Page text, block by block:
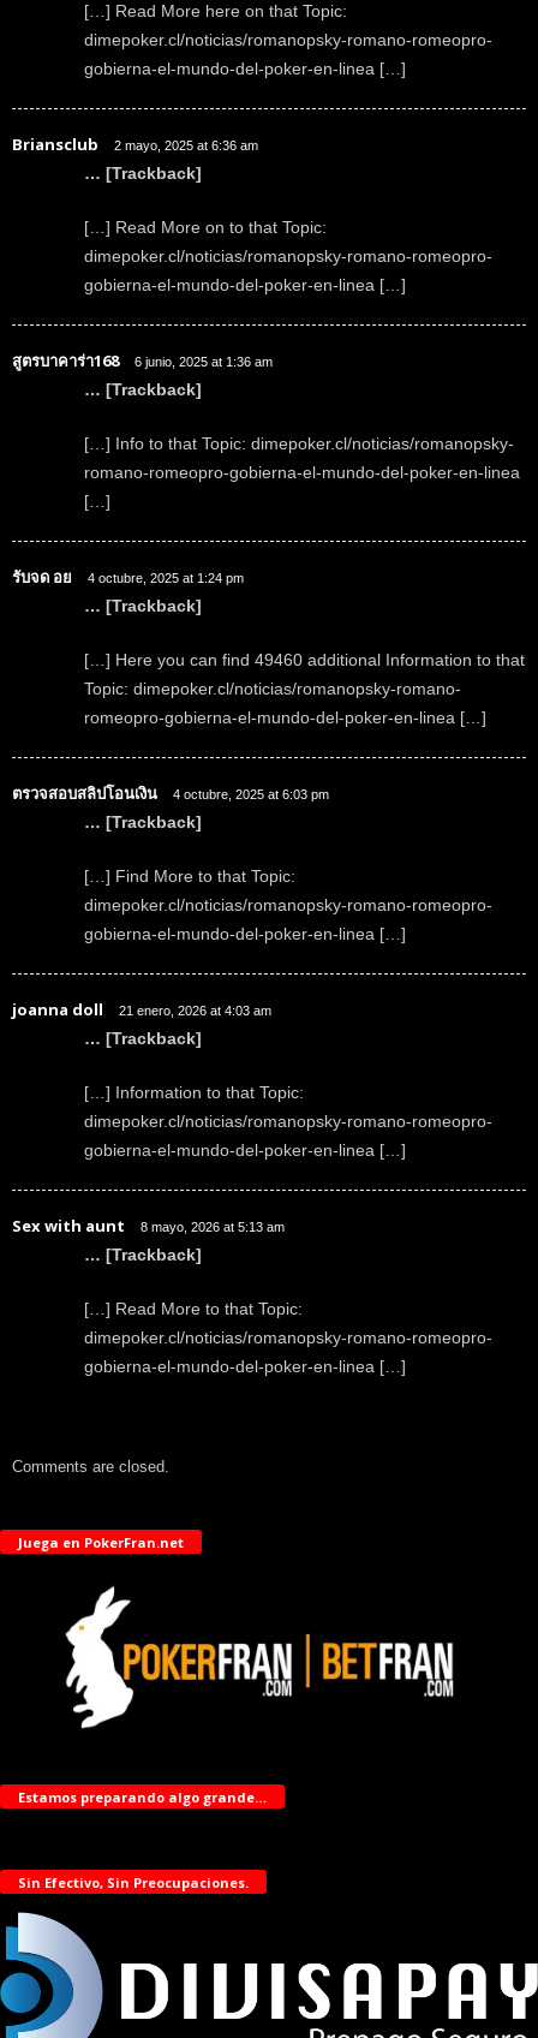
[…] Read More here on that Topic:
dimepoker.cl/noticias/romanopsky-romano-romeopro-
gobierna-el-mundo-del-poker-en-linea […]
Briansclub 2 mayo, 2025 at 6:36 am
… [Trackback]
[…] Read More on to that Topic:
dimepoker.cl/noticias/romanopsky-romano-romeopro-
gobierna-el-mundo-del-poker-en-linea […]
สูตรบาคาร่า168 6 junio, 2025 at 1:36 am
… [Trackback]
[…] Info to that Topic: dimepoker.cl/noticias/romanopsky-
romano-romeopro-gobierna-el-mundo-del-poker-en-linea
[…]
รับจด อย 4 octubre, 2025 at 1:24 pm
… [Trackback]
[…] Here you can find 49460 additional Information to that
Topic: dimepoker.cl/noticias/romanopsky-romano-
romeopro-gobierna-el-mundo-del-poker-en-linea […]
ตรวจสอบสลิปโอนเงิน 4 octubre, 2025 at 6:03 pm
… [Trackback]
[…] Find More to that Topic:
dimepoker.cl/noticias/romanopsky-romano-romeopro-
gobierna-el-mundo-del-poker-en-linea […]
joanna doll 21 enero, 2026 at 4:03 am
… [Trackback]
[…] Information to that Topic:
dimepoker.cl/noticias/romanopsky-romano-romeopro-
gobierna-el-mundo-del-poker-en-linea […]
Sex with aunt 8 mayo, 2026 at 5:13 am
… [Trackback]
[…] Read More to that Topic:
dimepoker.cl/noticias/romanopsky-romano-romeopro-
gobierna-el-mundo-del-poker-en-linea […]
Comments are closed.
Juega en PokerFran.net
Estamos preparando algo grande…
Sin Efectivo, Sin Preocupaciones.